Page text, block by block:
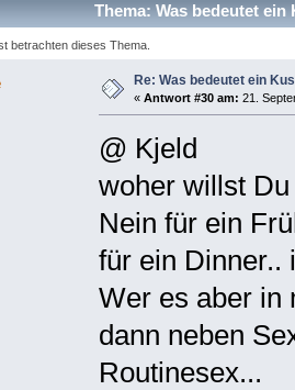
Thema: Was bedeutet
betrachten dieses Thema.
Re: Was bedeutet ein
« Antwort #30 am: 21.
@ Kjeld
woher willst
Nein für ein
für ein Dinner..
Wer es aber in
dann neben
Routinesex...